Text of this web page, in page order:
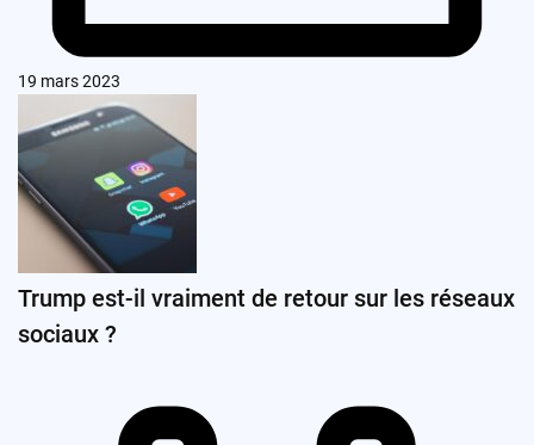
19 mars 2023
Trump est-il vraiment de retour sur les réseaux
sociaux ?